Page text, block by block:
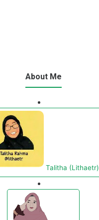
About Me
Talitha (Lithaetr)